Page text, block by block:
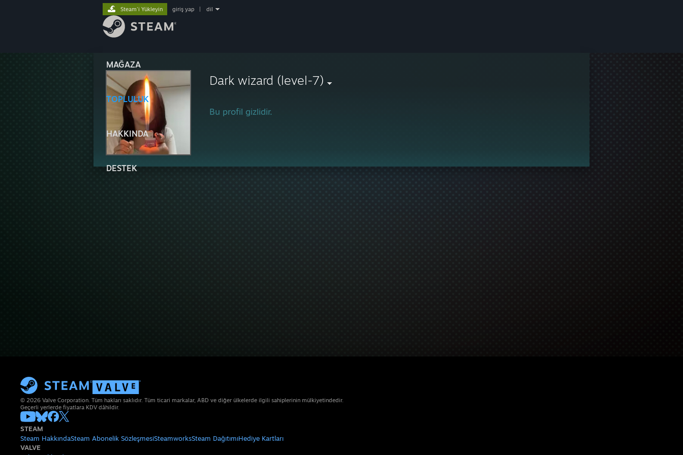
MAĞAZA
TOPLULUK
HAKKINDA
DESTEK
Steam'i Yükleyin giriş yap dil
Dark wizard (level-7)
Bu profil gizlidir.
© 2026 Valve Corporation. Tüm hakları saklıdır. Tüm ticari markalar, ABD ve diğer ülkelerde ilgili sahiplerinin mülkiyetindedir.
Geçerli yerlerde fiyatlara KDV dâhildir.
STEAM
Steam HakkındaSteam Abonelik SözleşmesiSteamworksSteam DağıtımıHediye Kartları
VALVE